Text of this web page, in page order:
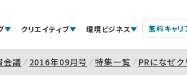
クリエイティブ 環境ビジネス 無料キャリ
会議 2016年09月号 特集一覧 PRになぜク